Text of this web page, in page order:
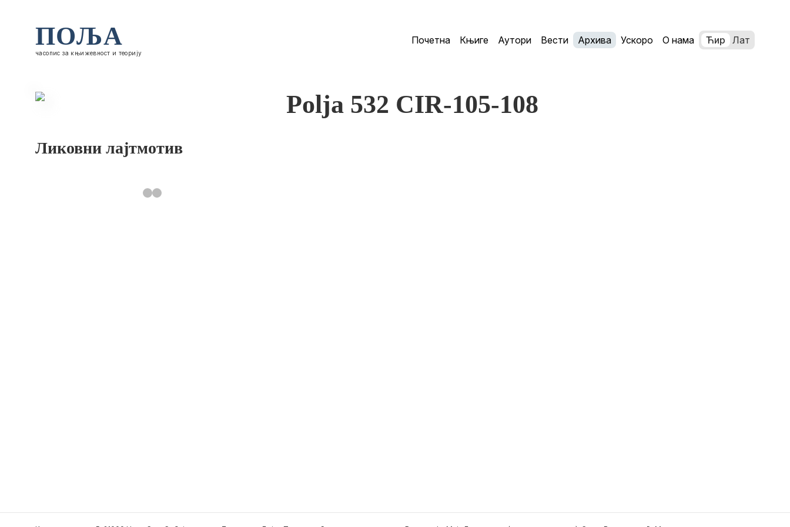
ПОЉА
часопис за књижевност и теорију
Почетна Књиге Аутори Вести Архива Ускоро О нама Ћир Лат
Ликовни лајтмотив
Polja 532 CIR-105-108